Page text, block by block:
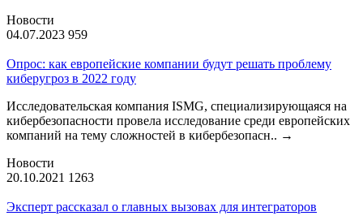
Новости
04.07.2023 959
Опрос: как европейские компании будут решать проблему
киберугроз в 2022 году
Исследовательская компания ISMG, специализирующаяся на
кибербезопасности провела исследование среди европейских
компаний на тему сложностей в кибербезопасн.. →
Новости
20.10.2021 1263
Эксперт рассказал о главных вызовах для интеграторов